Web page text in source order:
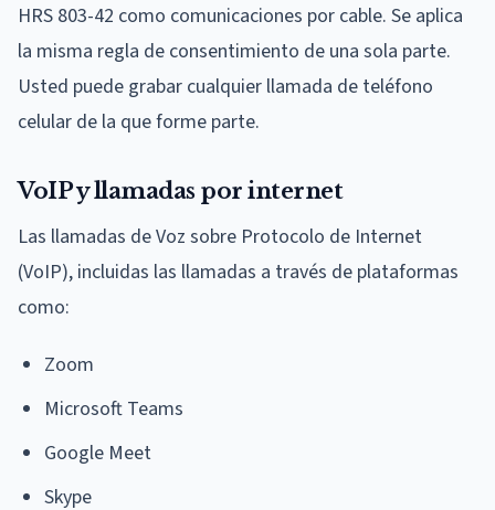
HRS 803-42 como comunicaciones por cable. Se aplica
la misma regla de consentimiento de una sola parte.
Usted puede grabar cualquier llamada de teléfono
celular de la que forme parte.
VoIP y llamadas por internet
Las llamadas de Voz sobre Protocolo de Internet
(VoIP), incluidas las llamadas a través de plataformas
como:
Zoom
Microsoft Teams
Google Meet
Skype